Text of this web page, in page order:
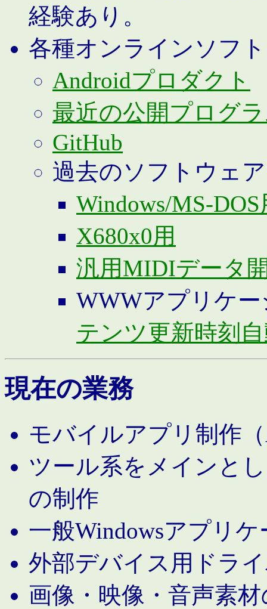
経験あり。
各種オンラインソフ
Androidプロダクト
最近の公開プログ
GitHub
過去のソフトウェア
Windows/MS-DOS
X680x0用
汎用MIDIデータ
WWWアプリケ
テンツ更新時刻
現在の業務
モバイルアプリ制作
ツール系をメインと
の制作
一般Windowsアプリ
外部デバイス用ドラ
画像・映像・音声素